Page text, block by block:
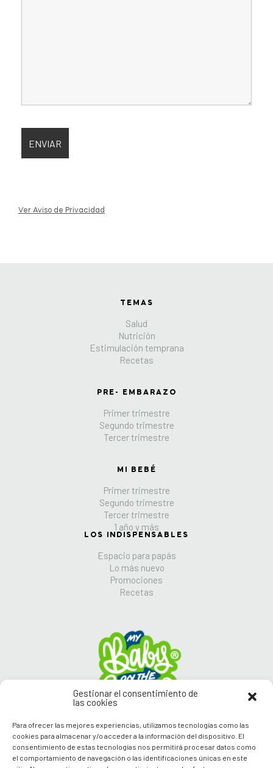
Gestionar el consentimiento de
las cookies
Para ofrecer las mejores experiencias, utilizamos tecnologías como las
cookies para almacenar y/o acceder a la información del dispositivo. El
consentimiento de estas tecnologías nos permitirá procesar datos como
el comportamiento de navegación o las identificaciones únicas en este
Ver Aviso de Privacidad
TEMAS
Salud
Nutrición
Estimulación temprana
Recetas
PRE- EMBARAZO
Primer trimestre
Segundo trimestre
Tercer trimestre
MI BEBÉ
Primer trimestre
Segundo trimestre
Tercer trimestre
1 año y más
LOS INDISPENSABLES
Espacio para papás
Lo más nuevo
Promociones
Recetas
Síguenos en nuestras
Redes Sociales